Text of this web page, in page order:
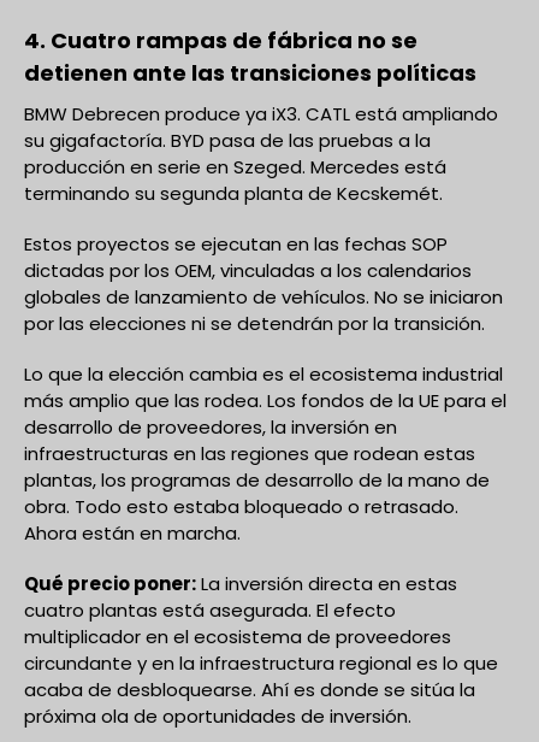
4. Cuatro rampas de fábrica no se
detienen ante las transiciones políticas
BMW Debrecen produce ya iX3. CATL está ampliando
su gigafactoría. BYD pasa de las pruebas a la
producción en serie en Szeged. Mercedes está
terminando su segunda planta de Kecskemét.
Estos proyectos se ejecutan en las fechas SOP
dictadas por los OEM, vinculadas a los calendarios
globales de lanzamiento de vehículos. No se iniciaron
por las elecciones ni se detendrán por la transición.
Lo que la elección cambia es el ecosistema industrial
más amplio que las rodea. Los fondos de la UE para el
desarrollo de proveedores, la inversión en
infraestructuras en las regiones que rodean estas
plantas, los programas de desarrollo de la mano de
obra. Todo esto estaba bloqueado o retrasado.
Ahora están en marcha.
Qué precio poner:La inversión directa en estas
cuatro plantas está asegurada. El efecto
multiplicador en el ecosistema de proveedores
circundante y en la infraestructura regional es lo que
acaba de desbloquearse. Ahí es donde se sitúa la
próxima ola de oportunidades de inversión.